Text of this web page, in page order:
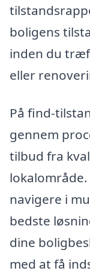
boligens
inden du
eller
På find-
gennem
tilbud fra
navigere i
bedste
dine
med at få